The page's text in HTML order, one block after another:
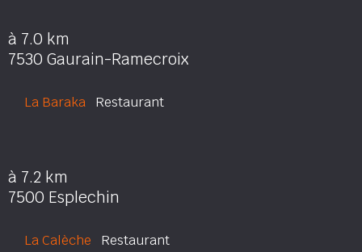
à 7.0 km
7530 Gaurain-Ramecroix
La Baraka Restaurant
à 7.2 km
7500 Esplechin
La Calèche Restaurant